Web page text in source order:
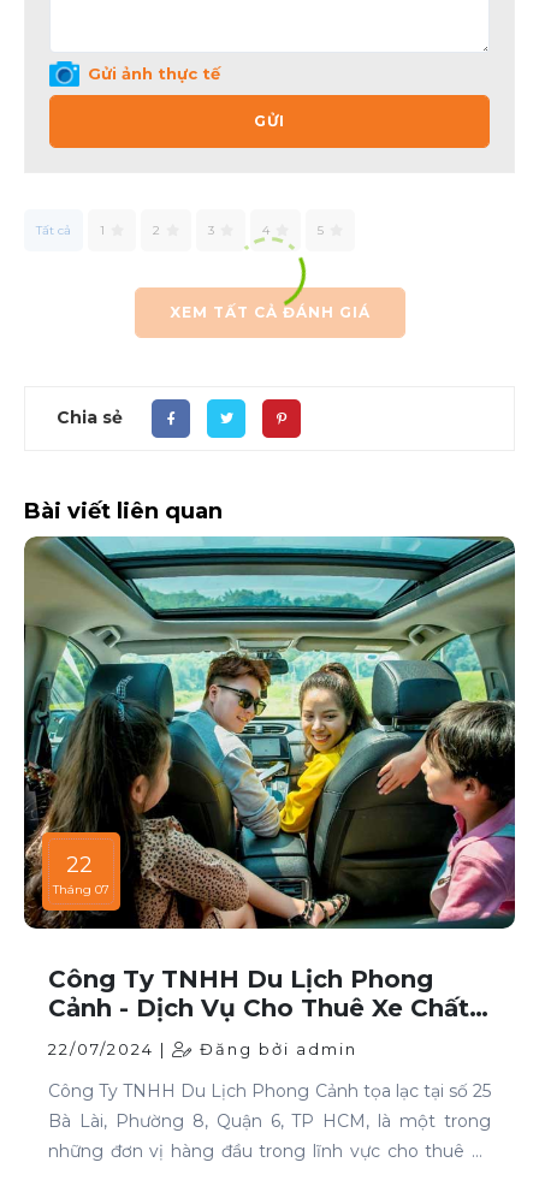
Gửi ảnh thực tế
GỬI
Tất cả 1 2 3 4 5
XEM TẤT CẢ ĐÁNH GIÁ
Chia sẻ
Bài viết liên quan
22
Tháng 07
Công Ty TNHH Du Lịch Phong
Cảnh - Dịch Vụ Cho Thuê Xe Chất
Lượng Cao Tại TP HCM
22/07/2024 | Đăng bởi admin
Công Ty TNHH Du Lịch Phong Cảnh tọa lạc tại số 25
Bà Lài, Phường 8, Quận 6, TP HCM, là một trong
những đơn vị hàng đầu trong lĩnh vực cho thuê xe